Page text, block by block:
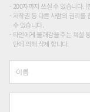
200자까지 쓰실 수 있습니다.
저작권 등 다른 사람의 권리를
수 있습니다.
타인에게 불쾌감을 주는 욕설
단에 의해 삭제 합니다.